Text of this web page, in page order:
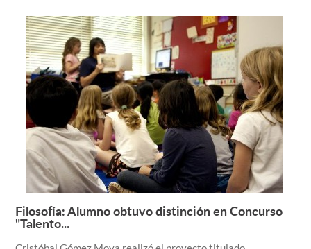
Leer más +
Filosofía: Alumno obtuvo distinción en Concurso
"Talento...